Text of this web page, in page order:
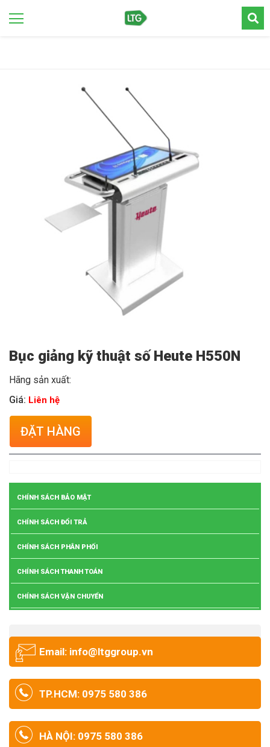
Bục giảng kỹ thuật số Heute H550N
Hãng sản xuất:
Giá: Liên hệ
ĐẶT HÀNG
CHÍNH SÁCH BẢO MẬT
CHÍNH SÁCH ĐỔI TRẢ
CHÍNH SÁCH PHÂN PHỐI
CHÍNH SÁCH THANH TOÁN
CHÍNH SÁCH VẬN CHUYỂN
Email: info@ltggroup.vn
TP.HCM: 0975 580 386
HÀ NỘI: 0975 580 386